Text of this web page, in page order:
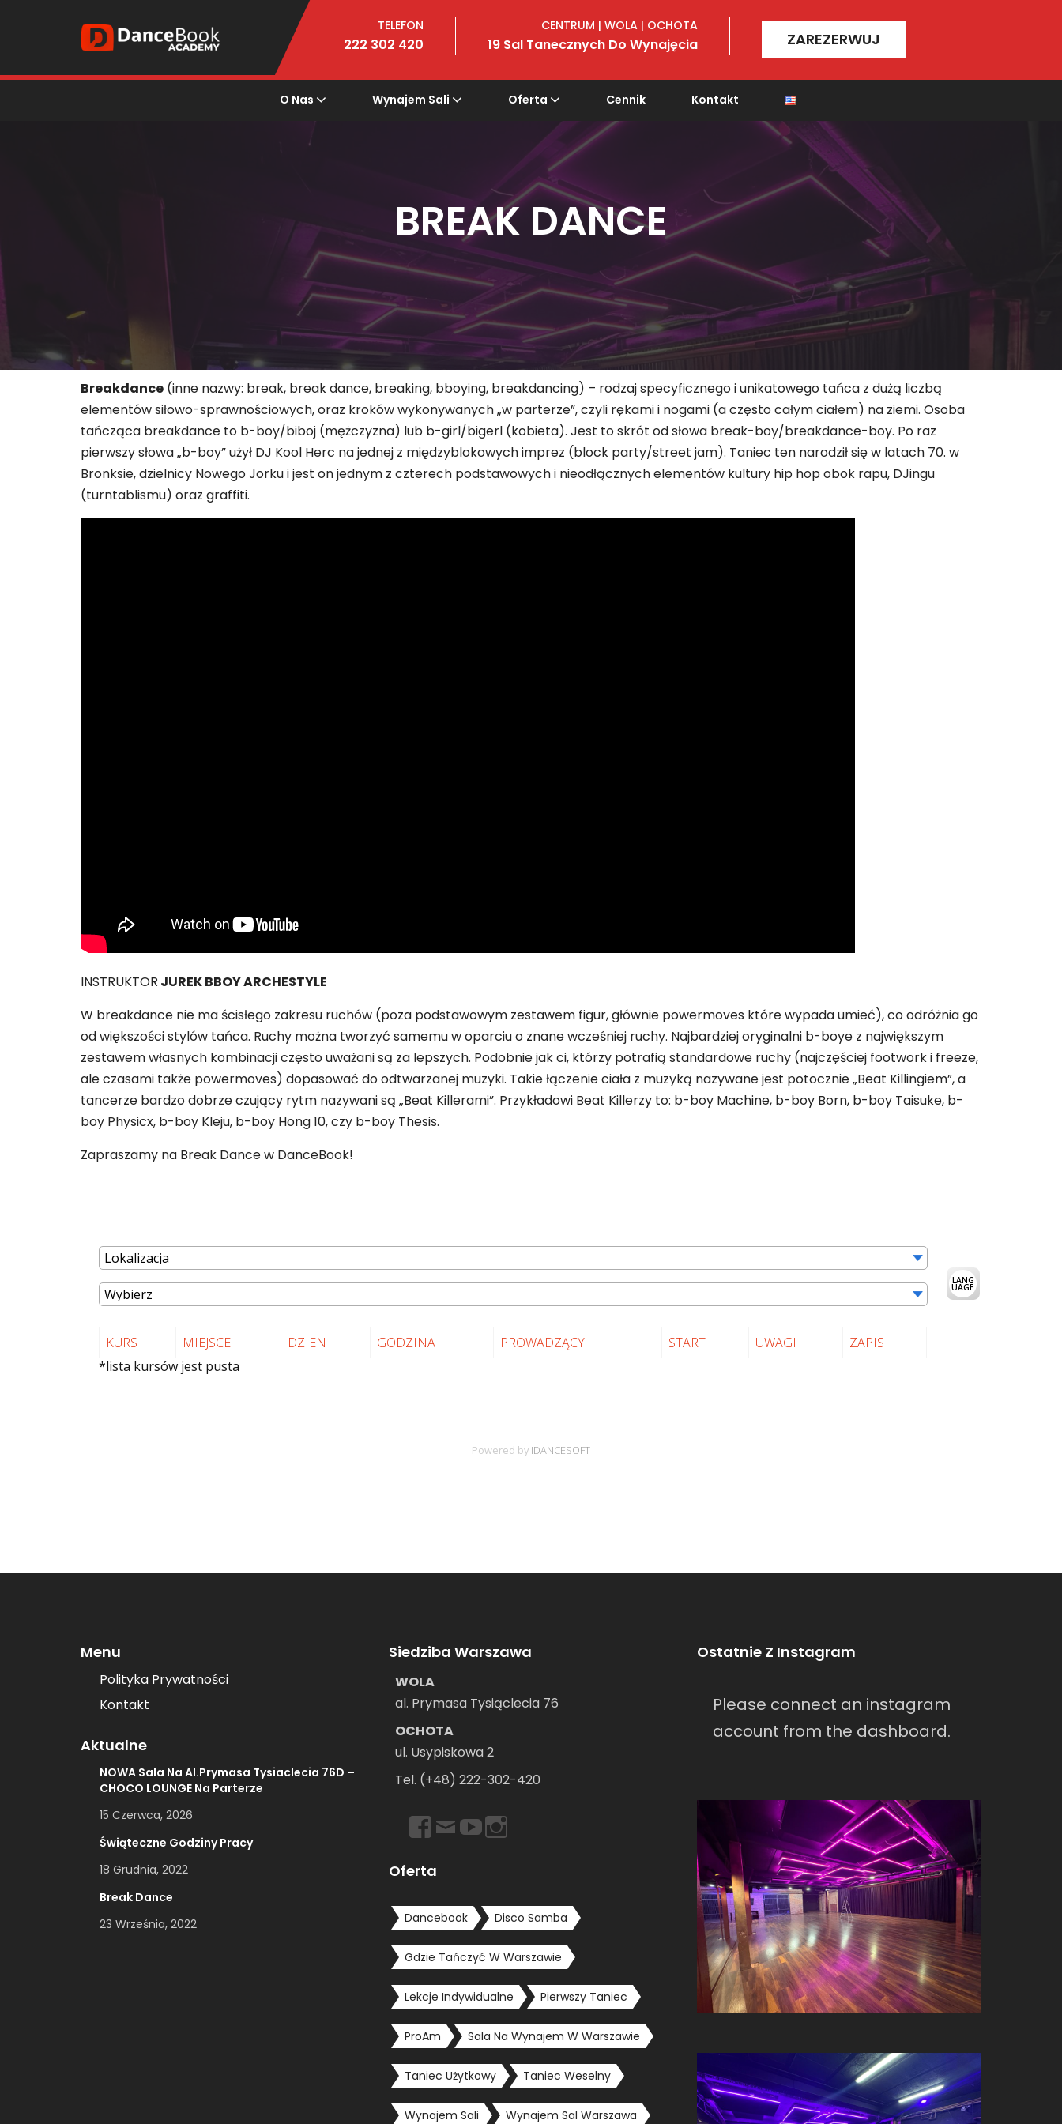
TELEFON
222 302 420
CENTRUM | WOLA | OCHOTA
19 Sal Tanecznych Do Wynajęcia ZAREZERWUJ
O Nas Wynajem Sali Oferta Cennik Kontakt
BREAK DANCE
Breakdance (inne nazwy: break, break dance, breaking, bboying, breakdancing) – rodzaj specyficznego i unikatowego tańca z dużą liczbą
elementów siłowo-sprawnościowych, oraz kroków wykonywanych „w parterze”, czyli rękami i nogami (a często całym ciałem) na ziemi. Osoba
tańcząca breakdance to b-boy/biboj (mężczyzna) lub b-girl/bigerl (kobieta). Jest to skrót od słowa break-boy/breakdance-boy. Po raz
pierwszy słowa „b-boy” użył DJ Kool Herc na jednej z międzyblokowych imprez (block party/street jam). Taniec ten narodził się w latach 70. w
Bronksie, dzielnicy Nowego Jorku i jest on jednym z czterech podstawowych i nieodłącznych elementów kultury hip hop obok rapu, DJingu
(turntablismu) oraz graffiti.
INSTRUKTOR JUREK BBOY ARCHESTYLE
W breakdance nie ma ścisłego zakresu ruchów (poza podstawowym zestawem figur, głównie powermoves które wypada umieć), co odróżnia go
od większości stylów tańca. Ruchy można tworzyć samemu w oparciu o znane wcześniej ruchy. Najbardziej oryginalni b-boye z największym
zestawem własnych kombinacji często uważani są za lepszych. Podobnie jak ci, którzy potrafią standardowe ruchy (najczęściej footwork i freeze,
ale czasami także powermoves) dopasować do odtwarzanej muzyki. Takie łączenie ciała z muzyką nazywane jest potocznie „Beat Killingiem”, a
tancerze bardzo dobrze czujący rytm nazywani są „Beat Killerami”. Przykładowi Beat Killerzy to: b-boy Machine, b-boy Born, b-boy Taisuke, b-
boy Physicx, b-boy Kleju, b-boy Hong 10, czy b-boy Thesis.
Zapraszamy na Break Dance w DanceBook!
Menu
Polityka Prywatności
Kontakt
Aktualne
NOWA Sala Na Al.Prymasa Tysiaclecia 76D –
CHOCO LOUNGE Na Parterze
15 Czerwca, 2026
Świąteczne Godziny Pracy
18 Grudnia, 2022
Break Dance
23 Września, 2022
Siedziba Warszawa
WOLA
al. Prymasa Tysiąclecia 76
OCHOTA
ul. Usypiskowa 2
Tel. (+48) 222-302-420
https://www.facebook.com/dancebookwarszawa
Emailhttps://www.youtube.com/user/dancebookpl
Oferta
Dancebook Disco Samba
Gdzie Tańczyć W Warszawie
Lekcje Indywidualne Pierwszy Taniec
ProAm Sala Na Wynajem W Warszawie
Taniec Użytkowy Taniec Weselny
Wynajem Sali Wynajem Sal Warszawa
Ostatnie Z Instagram
Please connect an instagram
account from the dashboard.